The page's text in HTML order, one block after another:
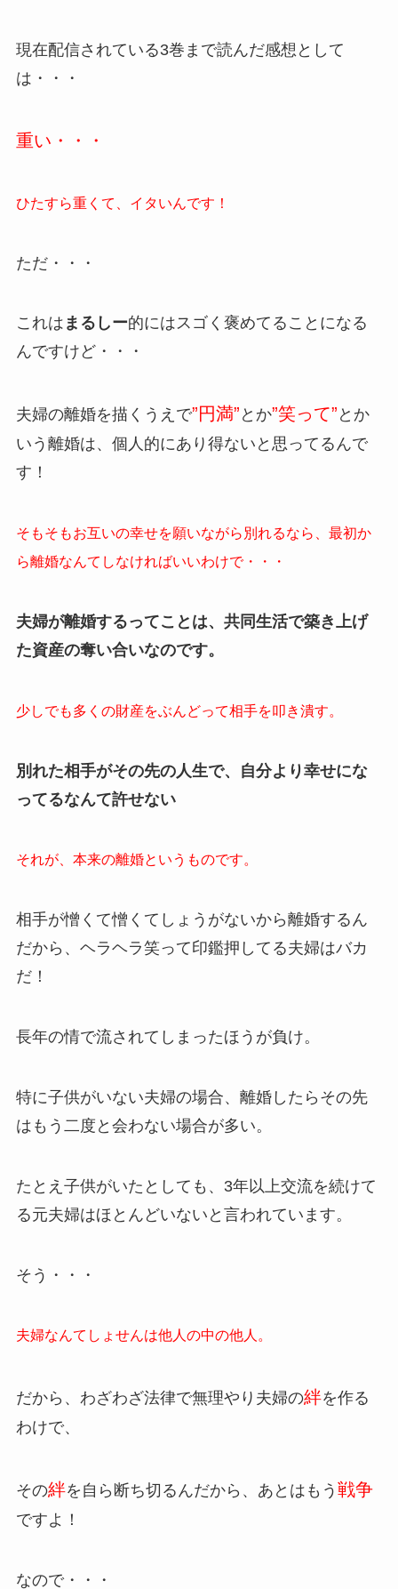
現在配信されている3巻まで読んだ感想として
は・・・
重い・・・
ひたすら重くて、イタいんです！
ただ・・・
これは まるしー的にはスゴく褒めてることになる
んですけど・・・
夫婦の離婚を描くうえで”円満” とか”笑って” とか
いう離婚は、個人的にあり得ないと思ってるんで
す！
そもそもお互いの幸せを願いながら別れるなら、最初か
ら離婚なんてしなければいいわけで・・・
夫婦が離婚するってことは、共同生活で築き上げ
た資産の奪い合いなのです。
少しでも多くの財産をぶんどって相手を叩き潰す。
別れた相手がその先の人生で、自分より幸せにな
ってるなんて許せない
それが、本来の離婚というものです。
相手が憎くて憎くてしょうがないから離婚するん
だから、ヘラヘラ笑って印鑑押してる夫婦はバカ
だ！
長年の情で流されてしまったほうが負け。
特に子供がいない夫婦の場合、離婚したらその先
はもう二度と会わない場合が多い。
たとえ子供がいたとしても、3年以上交流を続けて
る元夫婦はほとんどいないと言われています。
そう・・・
夫婦なんてしょせんは他人の中の他人。
だから、わざわざ法律で無理やり夫婦の絆を作る
わけで、
その絆を自ら断ち切るんだから、あとはもう 戦争
ですよ！
なので・・・